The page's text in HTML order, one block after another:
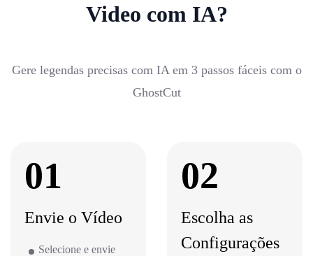
Video com IA?
Gere legendas precisas com IA em 3 passos fáceis com o
GhostCut
01
Envie o Vídeo
Selecione e envie
02
Escolha as
Configurações